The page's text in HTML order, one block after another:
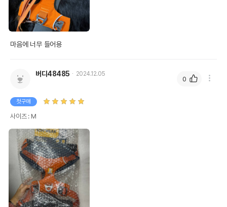
마음에 너무 들어용
버디48485 2024.12.05
첫구매
사이즈 : M
0